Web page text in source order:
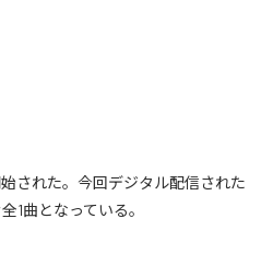
始された。今回デジタル配信された
1曲となっている。